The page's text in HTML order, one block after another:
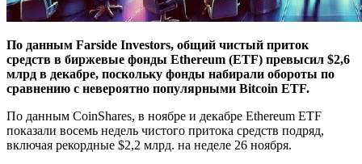
По данным Farside Investors, общий чистый приток
средств в биржевые фонды Ethereum (ETF) превысил $2,6
млрд в декабре, поскольку фонды набирали обороты по
сравнению с невероятно популярными Bitcoin ETF.
По данным CoinShares, в ноябре и декабре Ethereum ETF
показали восемь недель чистого притока средств подряд,
включая рекордные $2,2 млрд. на неделе 26 ноября.